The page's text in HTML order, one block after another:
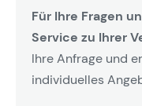
Für Ihre Fragen
Service zu Ihrer
Ihre Anfrage und
individuelles